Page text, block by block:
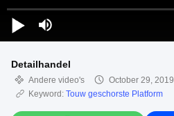
Detailhandel
Andere video's
October 29, 2019
Keyword: Touw geschorste Platform